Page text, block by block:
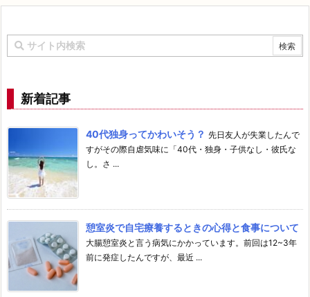
新着記事
40代独身ってかわいそう？ 先日友人が失業したんで
すがその際自虐気味に「40代・独身・子供なし・彼氏な
し。さ ...
憩室炎で自宅療養するときの心得と食事について
大腸憩室炎と言う病気にかかっています。前回は12~3年
前に発症したんですが、最近 ...